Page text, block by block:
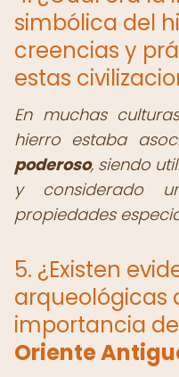
simbólica del
creencias y
estas
En muchas
hierro estaba
poderoso, siendo
y considerado
propiedades
5. ¿Existen
arqueológicas
importancia
Oriente